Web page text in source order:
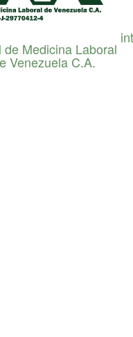
nuestras iniciativas de
y el apoyo a la comunidad.
honestamente,
el impacto que nuestro
creencias y valores,
normas venezolanas y
de Medicina Laboral
Venezuela C.A.